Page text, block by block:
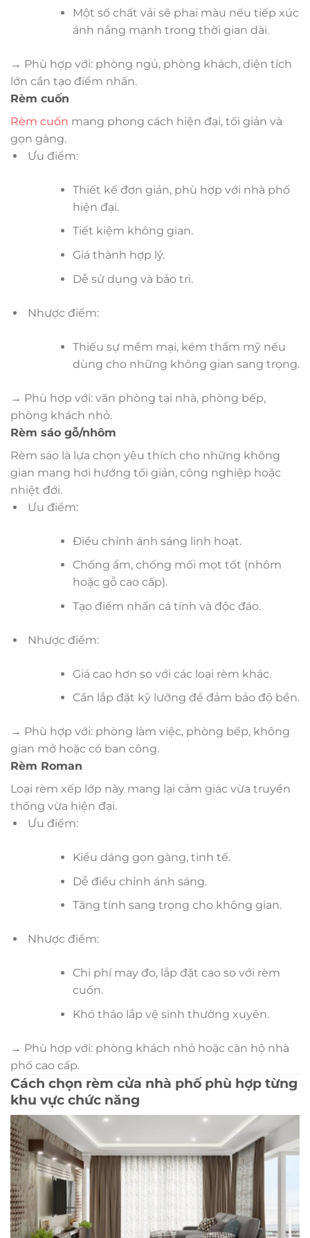
Một số chất vải sẽ phai màu nếu tiếp xúc
ánh nắng mạnh trong thời gian dài.
→ Phù hợp với: phòng ngủ, phòng khách, diện tích
lớn cần tạo điểm nhấn.
Rèm cuốn
Rèm cuốn mang phong cách hiện đại, tối giản và
gọn gàng.
Ưu điểm:
Thiết kế đơn giản, phù hợp với nhà phố
hiện đại.
Tiết kiệm không gian.
Giá thành hợp lý.
Dễ sử dụng và bảo trì.
Nhược điểm:
Thiếu sự mềm mại, kém thẩm mỹ nếu
dùng cho những không gian sang trọng.
→ Phù hợp với: văn phòng tại nhà, phòng bếp,
phòng khách nhỏ.
Rèm sáo gỗ/nhôm
Rèm sáo là lựa chọn yêu thích cho những không
gian mang hơi hướng tối giản, công nghiệp hoặc
nhiệt đới.
Ưu điểm:
Điều chỉnh ánh sáng linh hoạt.
Chống ẩm, chống mối mọt tốt (nhôm
hoặc gỗ cao cấp).
Tạo điểm nhấn cá tính và độc đáo.
Nhược điểm:
Giá cao hơn so với các loại rèm khác.
Cần lắp đặt kỹ lưỡng để đảm bảo độ bền.
→ Phù hợp với: phòng làm việc, phòng bếp, không
gian mở hoặc có ban công.
Rèm Roman
Loại rèm xếp lớp này mang lại cảm giác vừa truyền
thống vừa hiện đại.
Ưu điểm:
Kiểu dáng gọn gàng, tinh tế.
Dễ điều chỉnh ánh sáng.
Tăng tính sang trọng cho không gian.
Nhược điểm:
Chi phí may đo, lắp đặt cao so với rèm
cuốn.
Khó tháo lắp vệ sinh thường xuyên.
→ Phù hợp với: phòng khách nhỏ hoặc căn hộ nhà
phố cao cấp.
Cách chọn rèm cửa nhà phố phù hợp từng
khu vực chức năng